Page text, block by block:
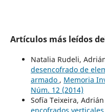
Artículos más leídos
Natalia Rudeli,
desencofrado de
armado , Memoria
Núm. 12 (2014)
Sofía Teixeira,
encofrados verticales